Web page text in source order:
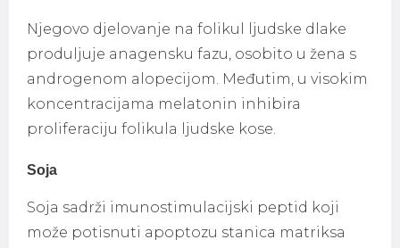
Njegovo djelovanje na folikul ljudske dlake
produljuje anagensku fazu, osobito u žena s
androgenom alopecijom. Međutim, u visokim
koncentracijama melatonin inhibira
proliferaciju folikula ljudske kose.
Soja
Soja sadrži imunostimulacijski peptid koji
može potisnuti apoptozu stanica matriksa